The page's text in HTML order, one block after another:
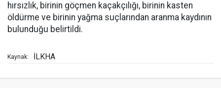
hırsızlık, birinin göçmen kaçakçılığı, birinin kasten
öldürme ve birinin yağma suçlarından aranma kaydının
bulunduğu belirtildi.
Kaynak: İLKHA